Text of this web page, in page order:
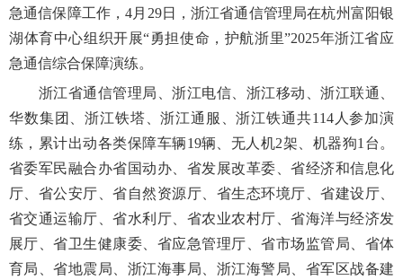
急通信保障工作，4月29日，浙江省通信管理局在杭州富阳银
湖体育中心组织开展“勇担使命，护航浙里”2025年浙江省应
急通信综合保障演练。
浙江省通信管理局、浙江电信、浙江移动、浙江联通、
华数集团、浙江铁塔、浙江通服、浙江铁通共114人参加演
练，累计出动各类保障车辆19辆、无人机2架、机器狗1台。
省委军民融合办省国动办、省发展改革委、省经济和信息化
厅、省公安厅、省自然资源厅、省生态环境厅、省建设厅、
省交通运输厅、省水利厅、省农业农村厅、省海洋与经济发
展厅、省卫生健康委、省应急管理厅、省市场监管局、省体
育局、省地震局、浙江海事局、浙江海警局、省军区战备建